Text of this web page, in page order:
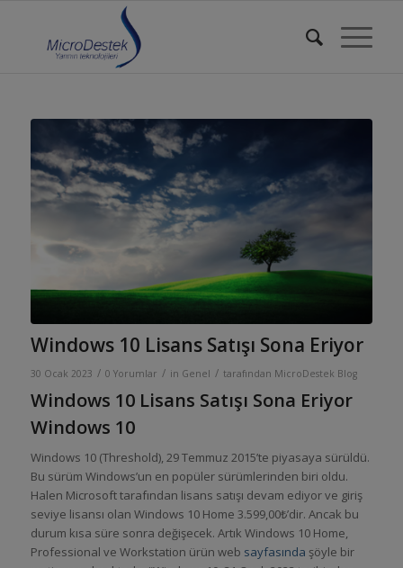
Windows 10 Lisans Satışı Sona Eriyor
30 Ocak 2023 / 0 Yorumlar / in Genel / tarafından MicroDestek Blog
Windows 10 Lisans Satışı Sona Eriyor
Windows 10
Windows 10 (Threshold), 29 Temmuz 2015’te piyasaya sürüldü.
Bu sürüm Windows’un en popüler sürümlerinden biri oldu.
Halen Microsoft tarafından lisans satışı devam ediyor ve giriş
seviye lisansı olan Windows 10 Home 3.599,00₺’dir. Ancak bu
durum kısa süre sonra değişecek. Artık Windows 10 Home,
Professional ve Workstation ürün web sayfasında şöyle bir